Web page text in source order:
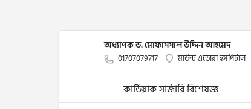
অধ্যাপক ড. মোফাসসাল উদ্দিন আহমেদ
01707079717 মাউন্ট এডোরা হসপিটাল
কার্ডিয়াক সার্জারি বিশেষজ্ঞ